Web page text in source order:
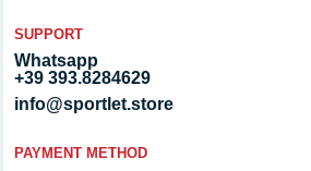
SUPPORT
Whatsapp
+39 393.8284629
info@sportlet.store
PAYMENT METHOD